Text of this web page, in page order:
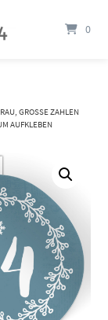
0
GROSSE ZAHLEN /
AUFKLEBEN